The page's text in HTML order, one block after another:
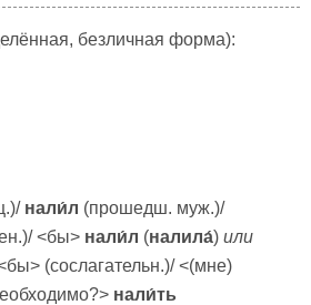
безличная форма):
нали́л (прошедш. муж.)/
<бы> нали́л (налила́)или
(сослагательн.)/ <(мне)
нали́ть